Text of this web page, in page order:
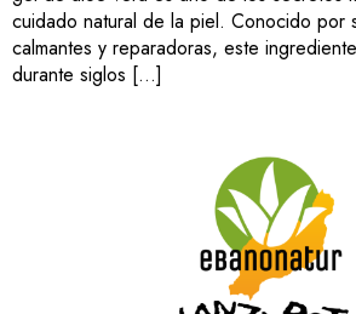
cuidado natural de la piel. Conocido por
calmantes y reparadoras, este
durante siglos […]